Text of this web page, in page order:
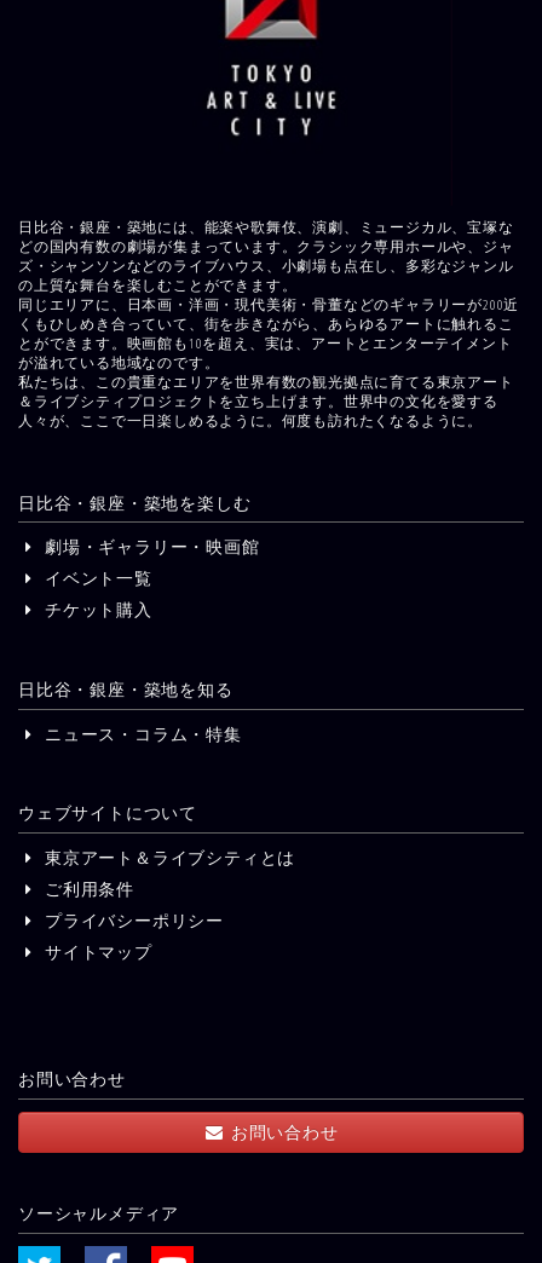
日比谷・銀座・築地には、能楽や歌舞伎、演劇、ミュージカル、宝塚な
どの国内有数の劇場が集まっています。クラシック専用ホールや、ジャ
ズ・シャンソンなどのライブハウス、小劇場も点在し、多彩なジャンル
の上質な舞台を楽しむことができます。
同じエリアに、日本画・洋画・現代美術・骨董などのギャラリーが200近
くもひしめき合っていて、街を歩きながら、あらゆるアートに触れるこ
とができます。映画館も10を超え、実は、アートとエンターテイメント
が溢れている地域なのです。
私たちは、この貴重なエリアを世界有数の観光拠点に育てる東京アート
＆ライブシティプロジェクトを立ち上げます。世界中の文化を愛する
人々が、ここで一日楽しめるように。何度も訪れたくなるように。
日比谷・銀座・築地を楽しむ
劇場・ギャラリー・映画館
イベント一覧
チケット購入
日比谷・銀座・築地を知る
ニュース・コラム・特集
ウェブサイトについて
東京アート＆ライブシティとは
ご利用条件
プライバシーポリシー
サイトマップ
お問い合わせ
お問い合わせ
ソーシャルメディア